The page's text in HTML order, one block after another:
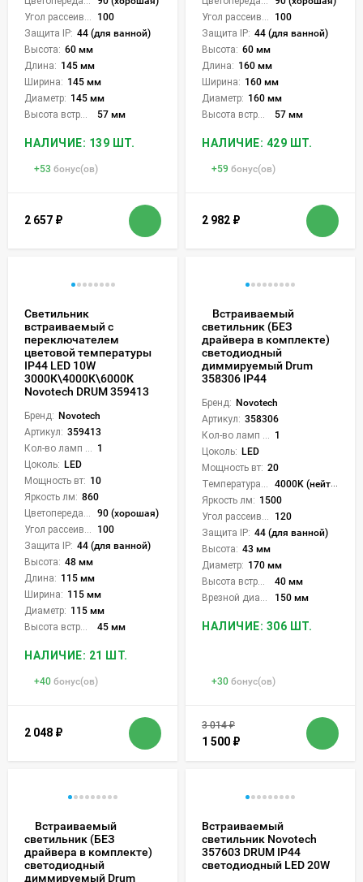
100
Защита IP: 44 (для ванной)
Высота: 60 мм
Длина: 145 мм
Ширина: 145 мм
Диаметр: 145 мм
57 мм
НАЛИЧИЕ: 139 ШТ.
+53 бонус(ов)
2 657 ₽
100
Защита IP: 44 (для ванной)
Высота: 60 мм
Длина: 160 мм
Ширина: 160 мм
Диаметр: 160 мм
57 мм
НАЛИЧИЕ: 429 ШТ.
+59 бонус(ов)
2 982 ₽
Светильник
встраиваемый с
переключателем
цветовой температуры
IP44 LED 10W
3000К\4000К\6000К
Novotech DRUM 359413
Бренд: Novotech
Артикул: 359413
1
Цоколь: LED
Мощность вт: 10
Яркость лм: 860
90 (хорошая)
100
Защита IP: 44 (для ванной)
Высота: 48 мм
Длина: 115 мм
Ширина: 115 мм
Диаметр: 115 мм
45 мм
НАЛИЧИЕ: 21 ШТ.
+40 бонус(ов)
2 048 ₽
Встраиваемый
светильник (БЕЗ
драйвера в комплекте)
светодиодный
диммируемый Drum
358306 IP44
Бренд: Novotech
Артикул: 358306
Кол-во ламп или LED: 1
Цоколь: LED
Мощность вт: 20
Температура света:
4000K (нейтральный)
Яркость лм: 1500
Угол рассеивания света °:
120
Защита IP: 44 (для ванной)
Высота: 43 мм
Диаметр: 170 мм
Высота встройки:
40 мм
Врезной диаметр:
150 мм
НАЛИЧИЕ: 306 ШТ.
+30 бонус(ов)
3 014₽
1 500 ₽
Встраиваемый
светильник (БЕЗ
драйвера в комплекте)
светодиодный
диммируемый Drum
Встраиваемый
светильник Novotech
357603 DRUM IP44
светодиодный LED 20W